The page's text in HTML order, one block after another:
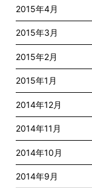
2015年4月
2015年3月
2015年2月
2015年1月
2014年12月
2014年11月
2014年10月
2014年9月